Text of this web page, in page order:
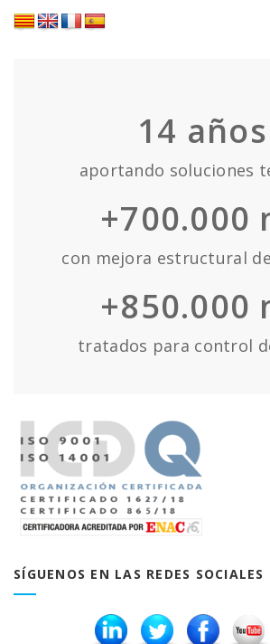
14 años
aportando soluciones
+700.000
con mejora estructural
+850.000
tratados para control
SÍGUENOS EN LAS REDES SOCIALES